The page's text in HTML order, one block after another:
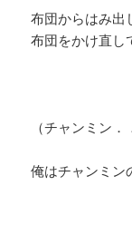
布団からはみ出
布団をかけ直し
（チャンミン．
俺はチャンミン